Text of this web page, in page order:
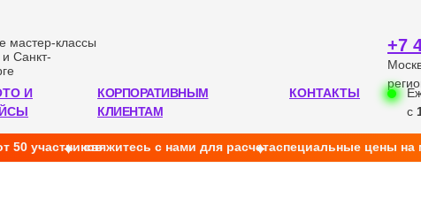
И
+7
КОНТАКТЫ
КОРПОРАТИВНЫМ
КЛИЕНТАМ
с
мастер-классы
Санкт-
50 участников cпециальные цены на
свяжитесь с нами для расчета